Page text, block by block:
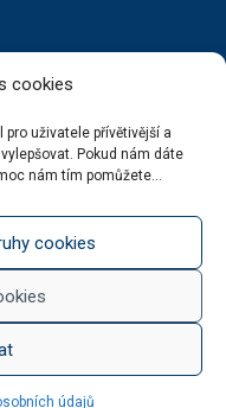
cookies
pro uživatele přívětivější a
Pokud nám dáte
nám tím pomůžete...
cookies
údajů
weby, e-shopy, copywriting, reklama,